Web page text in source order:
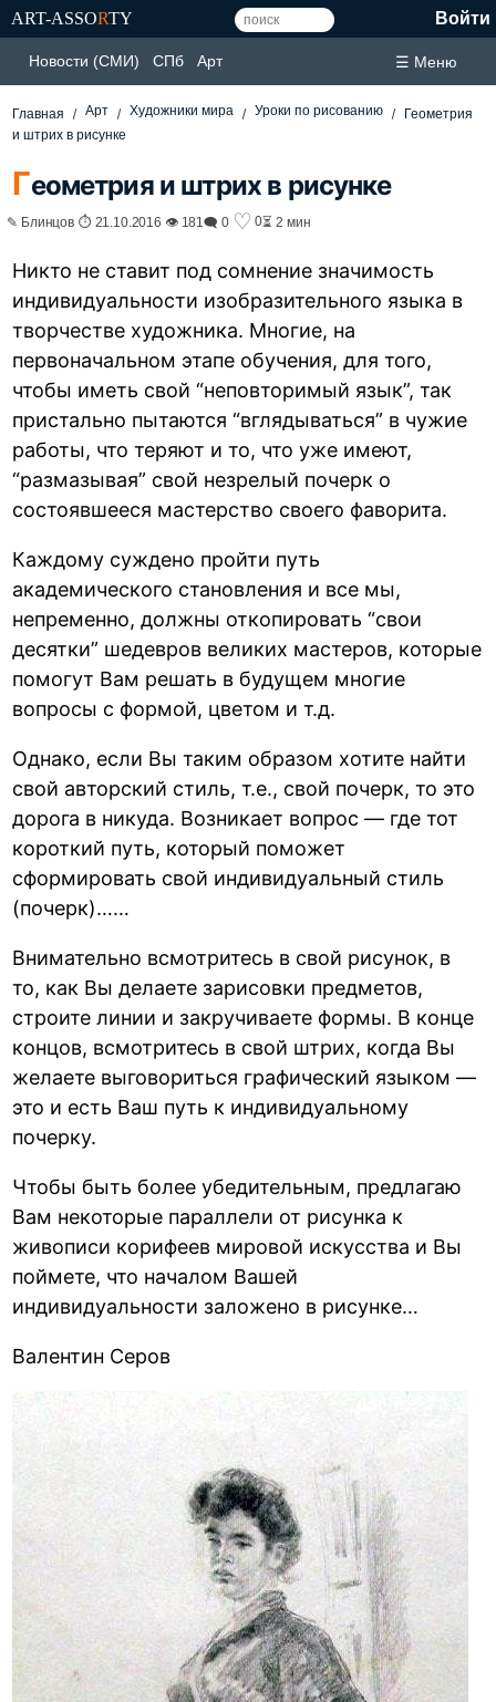
ART-ASSORTY Войти
Новости (СМИ) СПб Арт ☰ Меню
Главная Арт Художники мира Уроки по рисованию
Геометрия
и штрих в рисунке
Геометрия и штрих в рисунке
✎ Блинцов ⏱ 21.10.2016 👁 181🗨 0 ♡ 0⏳ 2 мин
Никто не ставит под сомнение значимость
индивидуальности изобразительного языка в
творчестве художника. Многие, на
первоначальном этапе обучения, для того,
чтобы иметь свой “неповторимый язык”, так
пристально пытаются “вглядываться” в чужие
работы, что теряют и то, что уже имеют,
“размазывая” свой незрелый почерк о
состоявшееся мастерство своего фаворита.
Каждому суждено пройти путь
академического становления и все мы,
непременно, должны откопировать “свои
десятки” шедевров великих мастеров, которые
помогут Вам решать в будущем многие
вопросы с формой, цветом и т.д.
Однако, если Вы таким образом хотите найти
свой авторский стиль, т.е., свой почерк, то это
дорога в никуда. Возникает вопрос — где тот
короткий путь, который поможет
сформировать свой индивидуальный стиль
(почерк)……
Внимательно всмотритесь в свой рисунок, в
то, как Вы делаете зарисовки предметов,
строите линии и закручиваете формы. В конце
концов, всмотритесь в свой штрих, когда Вы
желаете выговориться графический языком —
это и есть Ваш путь к индивидуальному
почерку.
Чтобы быть более убедительным, предлагаю
Вам некоторые параллели от рисунка к
живописи корифеев мировой искусства и Вы
поймете, что началом Вашей
индивидуальности заложено в рисунке…
Валентин Серов